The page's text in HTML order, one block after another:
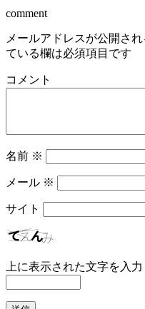
comment
メールアドレスが公開さ
ている欄は必須項目です
コメント
名前 ※
メール ※
サイト
上に表示された文字を入力